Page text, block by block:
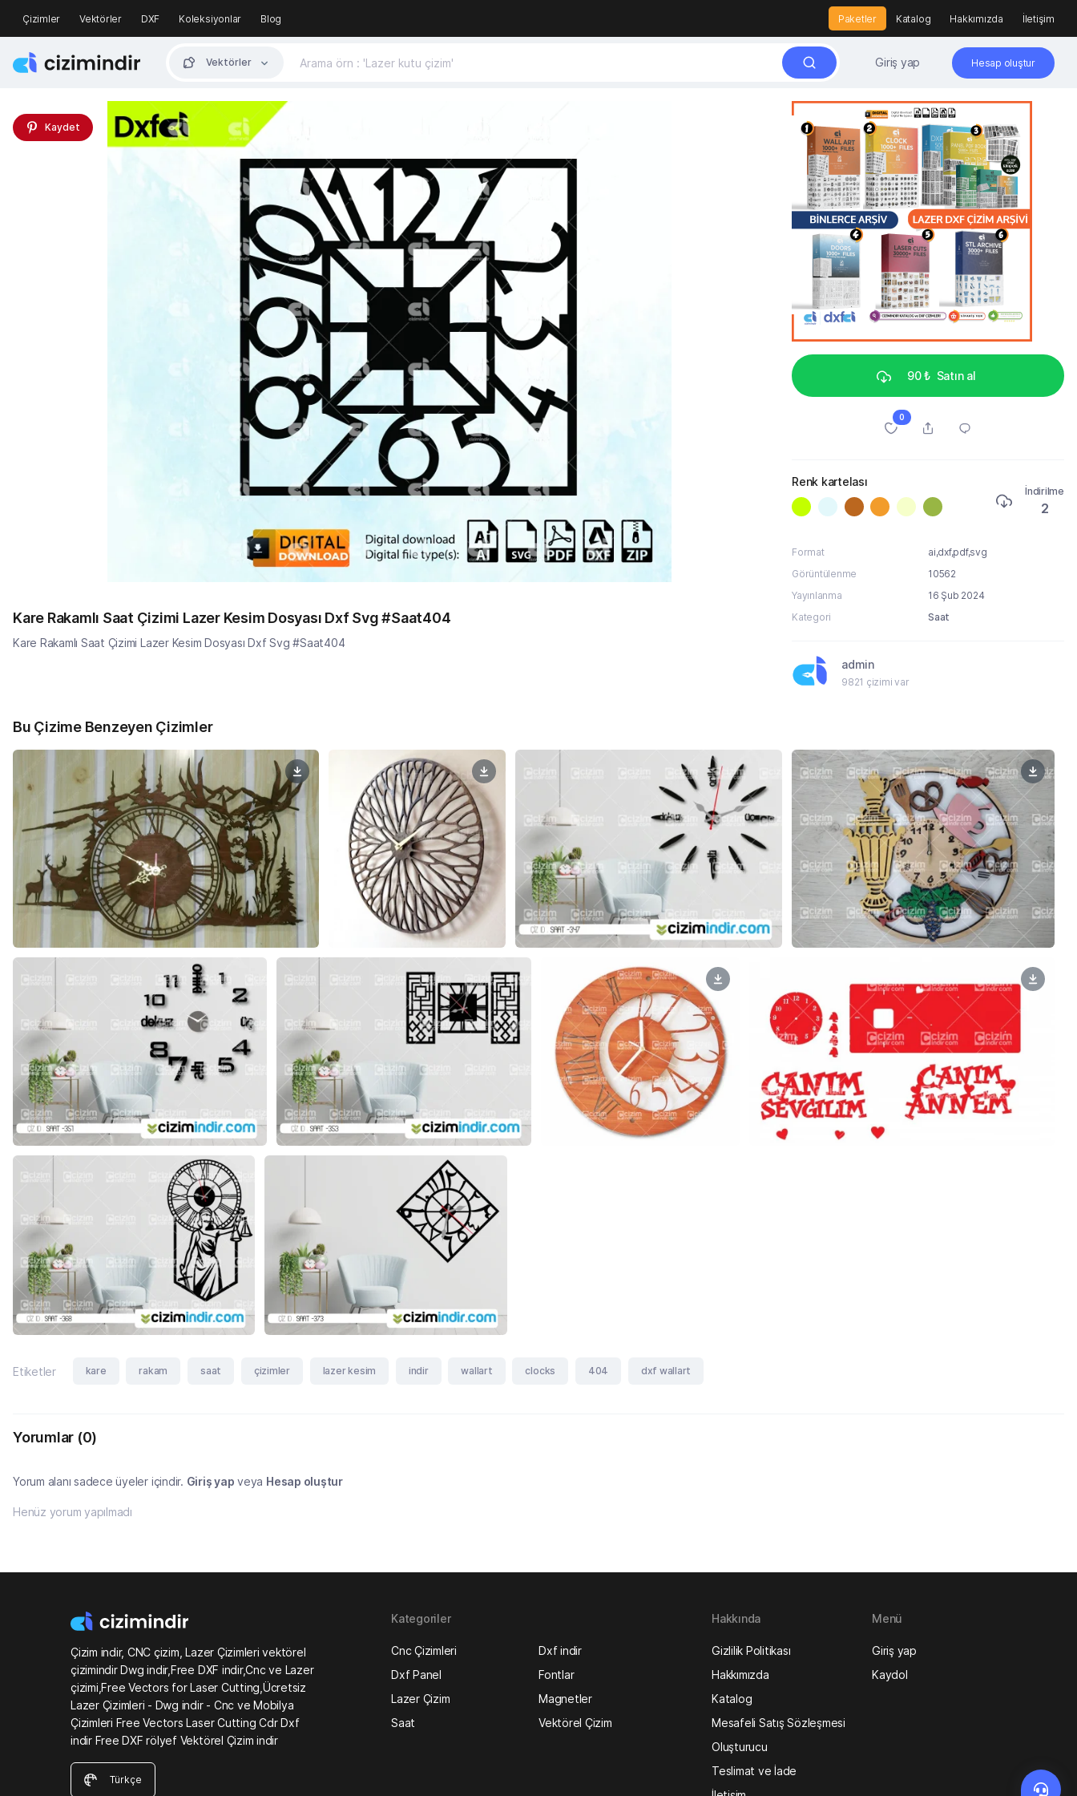
Çizimler Vektörler DXF Koleksiyonlar Blog Paketler Katalog Hakkımızda İletişim
Vektörler Giriş yap Hesap oluştur
Kaydet
Kare Rakamlı Saat Çizimi Lazer Kesim Dosyası Dxf Svg #Saat404
Kare Rakamlı Saat Çizimi Lazer Kesim Dosyası Dxf Svg #Saat404
90 ₺ Satın al
0
Renk kartelası
İndirilme
2
Format
ai,dxf,pdf,svg
Görüntülenme
10562
Yayınlanma
16 Şub 2024
Kategori
Saat
admin
9821 çizimi var
Bu Çizime Benzeyen Çizimler
Etiketler kare rakam saat çizimler lazer kesim indir wallart clocks 404 dxf wallart
Yorumlar (0)
Yorum alanı sadece üyeler içindir. Giriş yap veya Hesap oluştur
Henüz yorum yapılmadı
Çizim indir, CNC çizim, Lazer Çizimleri vektörel
çizimindir Dwg indir,Free DXF indir,Cnc ve Lazer
çizimi,Free Vectors for Laser Cutting,Ücretsiz
Lazer Çizimleri - Dwg indir - Cnc ve Mobilya
Çizimleri Free Vectors Laser Cutting Cdr Dxf
indir Free DXF rölyef Vektörel Çizim indir
Türkçe
Kategoriler
Cnc Çizimleri
Dxf indir
Dxf Panel
Fontlar
Lazer Çizim
Magnetler
Saat
Vektörel Çizim
Hakkında
Gizlilik Politikası
Hakkımızda
Katalog
Mesafeli Satış Sözleşmesi
Oluşturucu
Teslimat ve İade
Menü
Giriş yap
Kaydol